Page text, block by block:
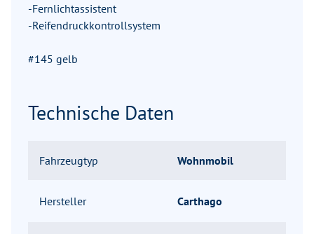
-Fernlichtassistent
-Reifendruckkontrollsystem
#145 gelb
Technische Daten
Fahrzeugtyp Wohnmobil
Hersteller Carthago